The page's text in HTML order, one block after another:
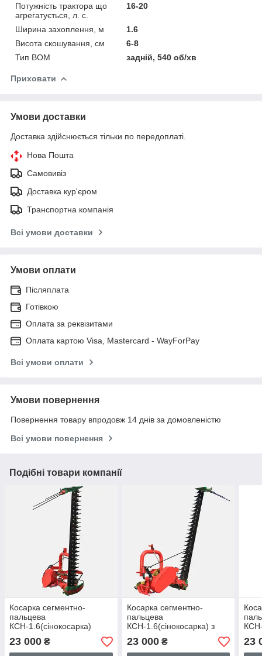
Потужність трактора що
агрегатується, л. с.
16-20
Ширина захоплення, м
1.6
Висота скошування, см
6-8
Тип ВОМ
задній, 540 об/хв
Приховати
Умови доставки
Доставка здійснюється тільки по передоплаті.
Нова Пошта
Самовивіз
Доставка кур'єром
Транспортна компанія
Всі умови доставки
Умови оплати
Післяплата
Готівкою
Оплата за реквізитами
Оплата картою Visa, Mastercard - WayForPay
Всі умови оплати
Умови повернення
Повернення товару впродовж 14 днів за домовленістю
Всі умови повернення
Подібні товари компанії
Косарка сегментно-
пальцева
КСН-1.6(сінокосарка)
23 000 ₴
Косарка сегментно-
пальцева
КСН-1.6(сінокосарка) з
ЗРП
23 000₴ 23